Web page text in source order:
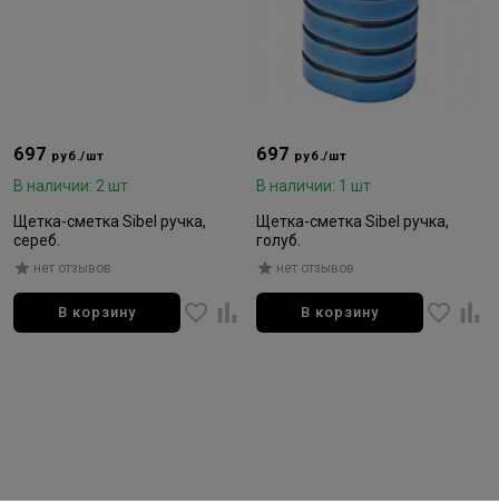
697 руб./шт
В наличии: 2 шт
Щетка-сметка Sibel ручка,
сереб.
нет отзывов
В корзину
697 руб./шт
В наличии: 1 шт
Щетка-сметка Sibel ручка,
голуб.
нет отзывов
В корзину